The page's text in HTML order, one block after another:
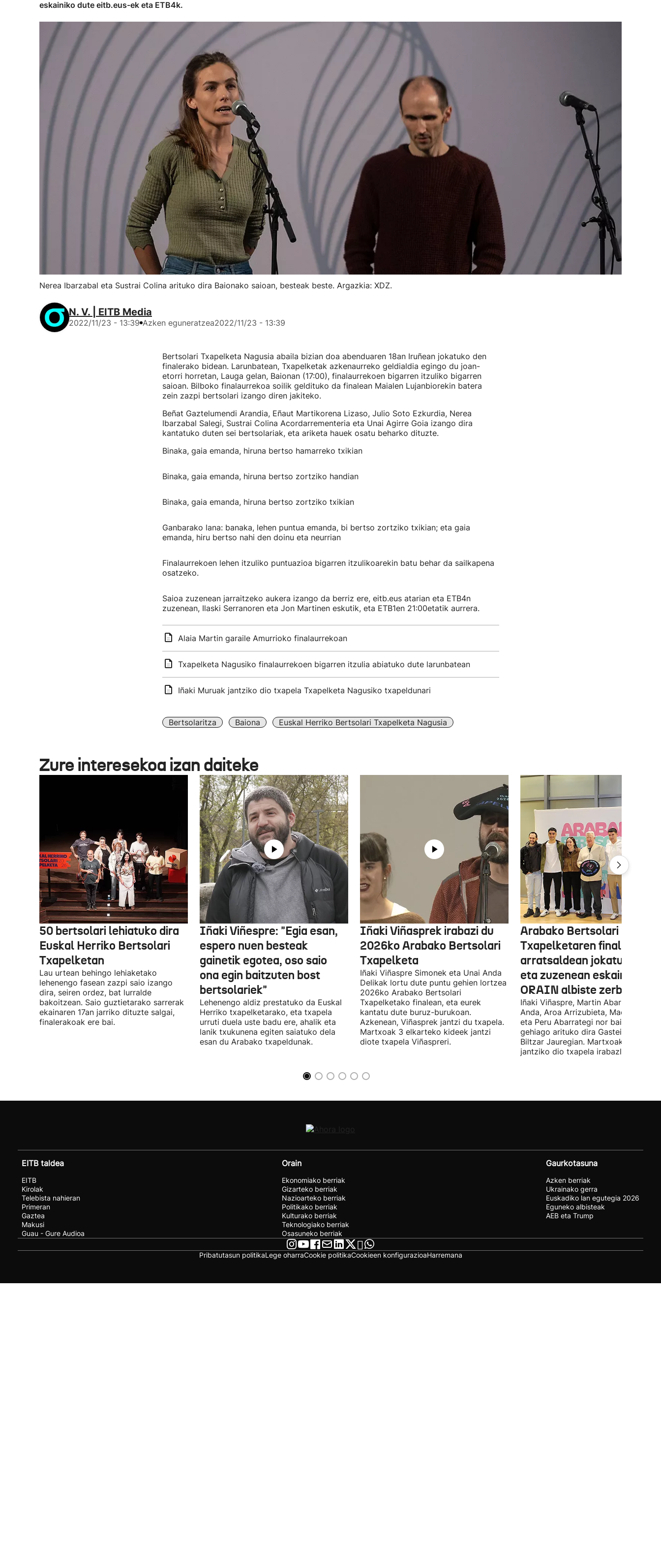
eskainiko dute eitb.eus-ek eta ETB4k.
Nerea Ibarzabal eta Sustrai Colina arituko dira Baionako saioan, besteak beste. Argazkia: XDZ.
N. V. | EITB Media
2022/11/23 - 13:39 Azken eguneratzea2022/11/23 - 13:39
Bertsolari Txapelketa Nagusia abaila bizian doa abenduaren 18an Iruñean jokatuko den
finalerako bidean. Larunbatean, Txapelketak azkenaurreko geldialdia egingo du joan-
etorri horretan, Lauga gelan, Baionan (17:00), finalaurrekoen bigarren itzuliko bigarren
saioan. Bilboko finalaurrekoa soilik geldituko da finalean Maialen Lujanbiorekin batera
zein zazpi bertsolari izango diren jakiteko.
Beñat Gaztelumendi Arandia, Eñaut Martikorena Lizaso, Julio Soto Ezkurdia, Nerea
Ibarzabal Salegi, Sustrai Colina Acordarrementeria eta Unai Agirre Goia izango dira
kantatuko duten sei bertsolariak, eta ariketa hauek osatu beharko dituzte.
Binaka, gaia emanda, hiruna bertso hamarreko txikian
Binaka, gaia emanda, hiruna bertso zortziko handian
Binaka, gaia emanda, hiruna bertso zortziko txikian
Ganbarako lana: banaka, lehen puntua emanda, bi bertso zortziko txikian; eta gaia
emanda, hiru bertso nahi den doinu eta neurrian
Finalaurrekoen lehen itzuliko puntuazioa bigarren itzulikoarekin batu behar da sailkapena
osatzeko.
Saioa zuzenean jarraitzeko aukera izango da berriz ere, eitb.eus atarian eta ETB4n
zuzenean, Ilaski Serranoren eta Jon Martinen eskutik, eta ETB1en 21:00etatik aurrera.
Alaia Martin garaile Amurrioko finalaurrekoan
Txapelketa Nagusiko finalaurrekoen bigarren itzulia abiatuko dute larunbatean
Iñaki Muruak jantziko dio txapela Txapelketa Nagusiko txapeldunari
Bertsolaritza Baiona Euskal Herriko Bertsolari Txapelketa Nagusia
Zure interesekoa izan daiteke
50 bertsolari lehiatuko dira
Euskal Herriko Bertsolari
Txapelketan
Lau urtean behingo lehiaketako
lehenengo fasean zazpi saio izango
dira, seiren ordez, bat lurralde
bakoitzean. Saio guztietarako sarrerak
ekainaren 17an jarriko dituzte salgai,
finalerakoak ere bai.
Iñaki Viñespre: "Egia esan,
espero nuen besteak
gainetik egotea, oso saio
ona egin baitzuten bost
bertsolariek"
Lehenengo aldiz prestatuko da Euskal
Herriko txapelketarako, eta txapela
urruti duela uste badu ere, ahalik eta
lanik txukunena egiten saiatuko dela
esan du Arabako txapeldunak.
Iñaki Viñasprek irabazi du
2026ko Arabako Bertsolari
Txapelketa
Iñaki Viñaspre Simonek eta Unai Anda
Delikak lortu dute puntu gehien lortzea
2026ko Arabako Bertsolari
Txapelketako finalean, eta eurek
kantatu dute buruz-burukoan.
Azkenean, Viñasprek jantzi du txapela.
Martxoak 3 elkarteko kideek jantzi
diote txapela Viñaspreri.
Arabako Bertsolari
Txapelketaren finala gaur
arratsaldean jokatuko da
eta zuzenean eskainiko du
ORAIN albiste zerbitzuak
Iñaki Viñaspre, Martin Abarrategi,
Anda, Aroa Arrizubieta, Maddi Agirre
eta Peru Abarrategi nor baino nor
gehiago arituko dira Gasteizen,
Biltzar Jauregian. Martxoak 3
jantziko dio txapela irabazleari.
EITB taldea
EITB
Kirolak
Telebista nahieran
Primeran
Gaztea
Makusi
Guau - Gure Audioa
Orain
Ekonomiako berriak
Gizarteko berriak
Nazioarteko berriak
Politikako berriak
Kulturako berriak
Teknologiako berriak
Osasuneko berriak
Gaurkotasuna
Azken berriak
Ukrainako gerra
Euskadiko lan egutegia 2026
Eguneko albisteak
AEB eta Trump
Pribatutasun politikaLege oharraCookie politikaCookieen konfigurazioaHarremana